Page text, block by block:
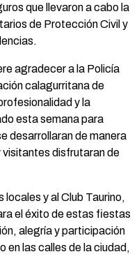
que llevaron a cabo la
de Protección Civil y
agradecer a la Policía
calagurritana de
y la
esta semana para
desarrollaran de manera
visitantes disfrutaran de
locales y al Club Taurino,
el éxito de estas fiestas
alegría y participación
en las calles de la ciudad,